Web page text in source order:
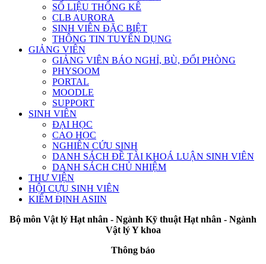
SỐ LIỆU THỐNG KÊ
CLB AURORA
SINH VIÊN ĐẶC BIỆT
THÔNG TIN TUYỂN DỤNG
GIẢNG VIÊN
GIẢNG VIÊN BÁO NGHỈ, BÙ, ĐỔI PHÒNG
PHYSOOM
PORTAL
MOODLE
SUPPORT
SINH VIÊN
ĐẠI HỌC
CAO HỌC
NGHIÊN CỨU SINH
DANH SÁCH ĐỀ TÀI KHOÁ LUẬN SINH VIÊN
DANH SÁCH CHỦ NHIỆM
THƯ VIỆN
HỘI CỰU SINH VIÊN
KIỂM ĐỊNH ASIIN
Bộ môn Vật lý Hạt nhân - Ngành Kỹ thuật Hạt nhân - Ngành
Vật lý Y khoa
Thông báo